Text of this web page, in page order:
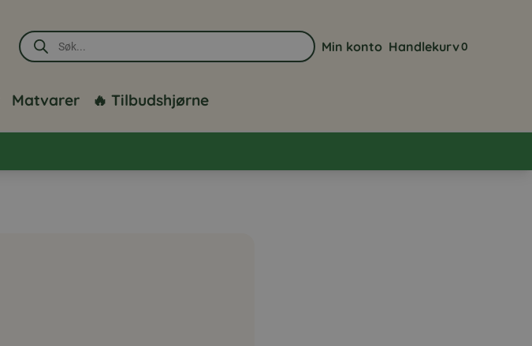
Products
search
Gå til min kontoside
Min konto
Vis
Handlekurv0
Matvarer 🔥 Tilbudshjørne